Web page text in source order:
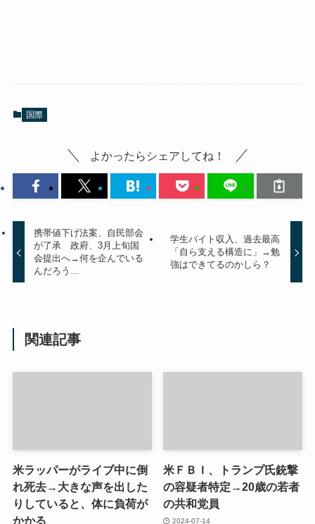
国際
よかったらシェアしてね！
携帯値下げ法案、自民部会
が了承 政府、3月上旬国
会提出へ→何を企んでいる
んだろう…
学生バイト収入、過去最高
「自ら支える構造に」→勉
強はできてるのかしら？
関連記事
米ラッパーがライブ中に倒
れ死去→大きな声を出した
りしていると、体に負荷が
かかる
米ＦＢＩ、トランプ氏銃撃
の容疑者特定→20歳の若者
の共和党員
2024-07-14